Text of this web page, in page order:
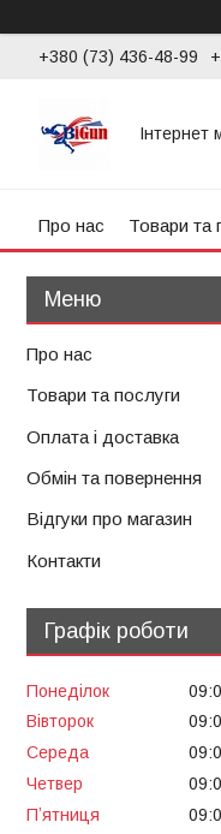
+380 (73) 436-48-99
Інтернет
Про нас Товари та
Про нас
Товари та послуги
Оплата і доставка
Обмін та повернення
Відгуки про магазин
Контакти
Графік роботи
Понеділок
Вівторок
Середа
Четвер
Пʼятниця